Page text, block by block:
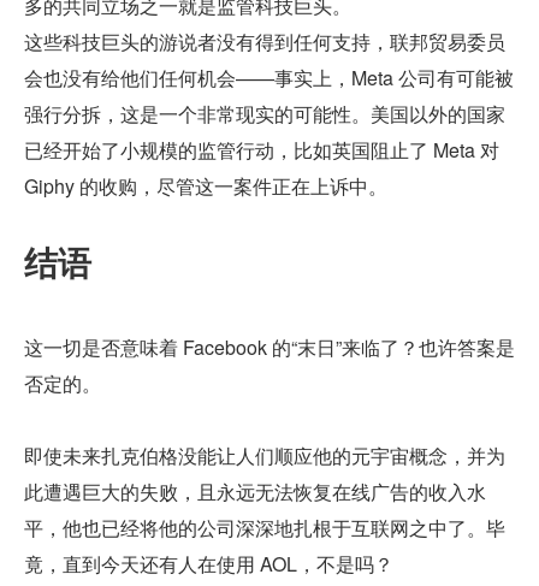
这些科技巨头的游说者没有得到任何支持，联邦贸易委员
会也没有给他们任何机会——事实上，Meta 公司有可能被
强行分拆，这是一个非常现实的可能性。美国以外的国家
已经开始了小规模的监管行动，比如英国阻止了 Meta 对
Giphy 的收购，尽管这一案件正在上诉中。
结语
这一切是否意味着 Facebook 的“末日”来临了？也许答案是
否定的。
即使未来扎克伯格没能让人们顺应他的元宇宙概念，并为
此遭遇巨大的失败，且永远无法恢复在线广告的收入水
平，他也已经将他的公司深深地扎根于互联网之中了。毕
竟，直到今天还有人在使用 AOL，不是吗？